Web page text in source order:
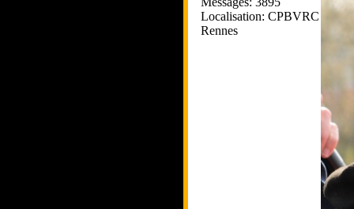
Localisation: CPBVRC
Rennes